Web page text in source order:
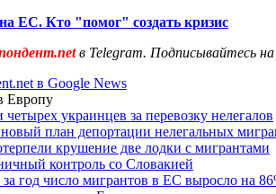
ЕС. Кто "помог" создать кризис
в Telegram. Подписывайтесь
в Google News
Европу
украинцев за перевозку нелегалов
план депортации нелегальных
крушение две лодки с мигрантами
контроль со Словакией
год число мигрантов в ЕС выросло на